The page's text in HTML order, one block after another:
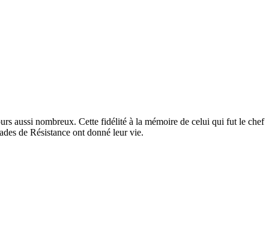
aussi nombreux. Cette fidélité à la mémoire de celui qui fut le chef
de Résistance ont donné leur vie.